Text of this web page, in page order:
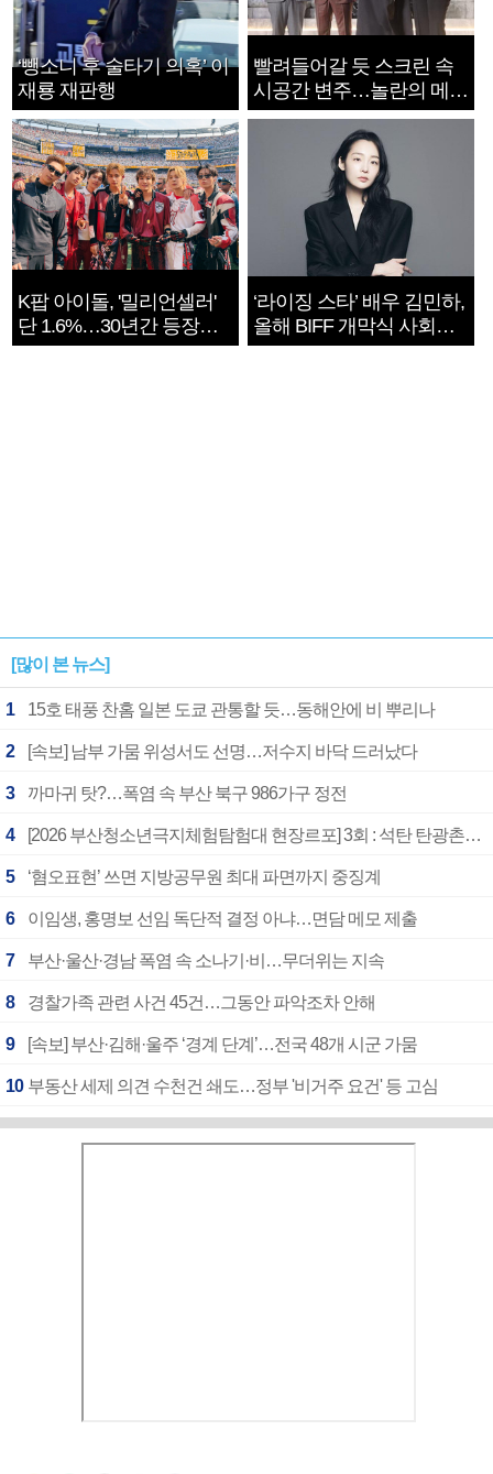
‘뺑소니 후 술타기 의혹’ 이
재룡 재판행
빨려들어갈 듯 스크린 속
시공간 변주…놀란의 메시
지는 ‘전쟁 속죄’
K팝 아이돌, '밀리언셀러'
단 1.6%…30년간 등장
1182개팀 전수조사
‘라이징 스타’ 배우 김민하,
올해 BIFF 개막식 사회자
확정
[많이 본 뉴스]
1 15호 태풍 찬홈 일본 도쿄 관통할 듯…동해안에 비 뿌리나
2 [속보] 남부 가뭄 위성서도 선명…저수지 바닥 드러났다
3 까마귀 탓?…폭염 속 부산 북구 986가구 정전
4 [2026 부산청소년극지체험탐험대 현장르포] 3회 : 석탄 탄광촌에서 북극 연구의 중심지로
5 ‘혐오표현’ 쓰면 지방공무원 최대 파면까지 중징계
6 이임생, 홍명보 선임 독단적 결정 아냐…면담 메모 제출
7 부산·울산·경남 폭염 속 소나기·비…무더위는 지속
8 경찰가족 관련 사건 45건…그동안 파악조차 안해
9 [속보] 부산·김해·울주 ‘경계 단계’…전국 48개 시군 가뭄
10 부동산 세제 의견 수천건 쇄도…정부 '비거주 요건' 등 고심